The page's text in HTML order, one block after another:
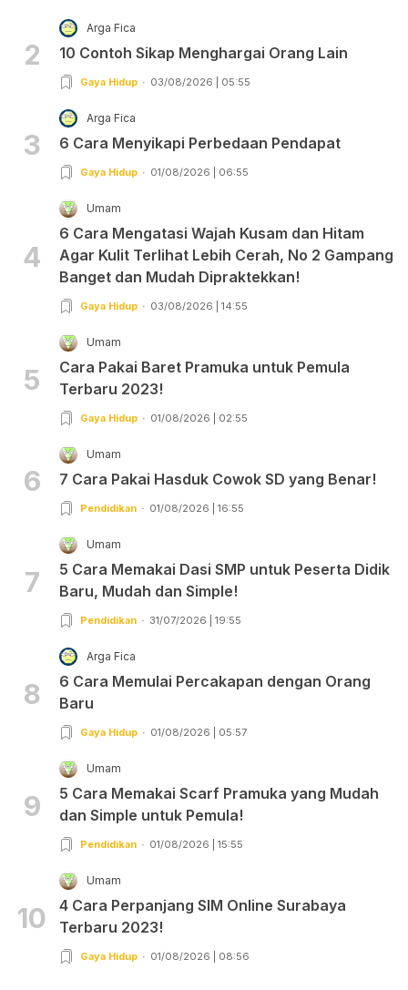
2
Arga Fica
10 Contoh Sikap Menghargai Orang Lain
Gaya Hidup 03/08/2026 | 05:55
3
Arga Fica
6 Cara Menyikapi Perbedaan Pendapat
Gaya Hidup 01/08/2026 | 06:55
4
Umam
6 Cara Mengatasi Wajah Kusam dan Hitam
Agar Kulit Terlihat Lebih Cerah, No 2 Gampang
Banget dan Mudah Dipraktekkan!
Gaya Hidup 03/08/2026 | 14:55
5
Umam
Cara Pakai Baret Pramuka untuk Pemula
Terbaru 2023!
Gaya Hidup 01/08/2026 | 02:55
6
Umam
7 Cara Pakai Hasduk Cowok SD yang Benar!
Pendidikan 01/08/2026 | 16:55
7
Umam
5 Cara Memakai Dasi SMP untuk Peserta Didik
Baru, Mudah dan Simple!
Pendidikan 31/07/2026 | 19:55
8
Arga Fica
6 Cara Memulai Percakapan dengan Orang
Baru
Gaya Hidup 01/08/2026 | 05:57
9
Umam
5 Cara Memakai Scarf Pramuka yang Mudah
dan Simple untuk Pemula!
Pendidikan 01/08/2026 | 15:55
10
Umam
4 Cara Perpanjang SIM Online Surabaya
Terbaru 2023!
Gaya Hidup 01/08/2026 | 08:56